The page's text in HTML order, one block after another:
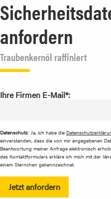
anfordern
Traubenkernöl raffiniert
Ihre Firmen E-Mail*:
Datenschutz: Ja, ich habe die
einverstanden, dass die von mir angegebenen
Beantwortung meiner Anfrage elektronisch
des Kontaktformulars erkläre ich mich mit der
einem Sternchen gekennzeichnet.
Jetzt anfordern